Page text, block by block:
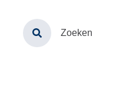
Zoeken